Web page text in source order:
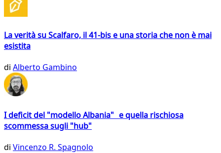
La verità su Scalfaro, il 41-bis e una storia che non è mai
esistita
di Alberto Gambino
I deficit del "modello Albania" e quella rischiosa
scommessa sugli "hub"
di Vincenzo R. Spagnolo